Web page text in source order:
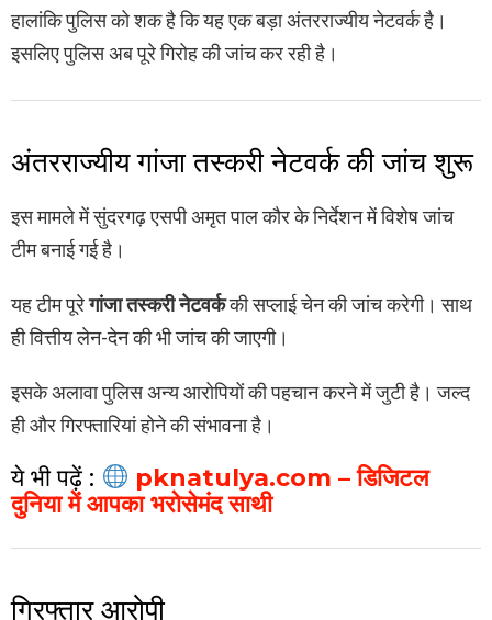
हालांकि पुलिस को शक है कि यह एक बड़ा अंतरराज्यीय नेटवर्क है।
इसलिए पुलिस अब पूरे गिरोह की जांच कर रही है।
अंतरराज्यीय गांजा तस्करी नेटवर्क की जांच शुरू
इस मामले में सुंदरगढ़ एसपी अमृत पाल कौर के निर्देशन में विशेष जांच
टीम बनाई गई है।
यह टीम पूरेगांजा तस्करी नेटवर्ककी सप्लाई चेन की जांच करेगी। साथ
ही वित्तीय लेन-देन की भी जांच की जाएगी।
इसके अलावा पुलिस अन्य आरोपियों की पहचान करने में जुटी है। जल्द
ही और गिरफ्तारियां होने की संभावना है।
ये भी पढ़ें :
pknatulya.com – डिजिटल
दुनिया में आपका भरोसेमंद साथी
गिरफ्तार आरोपी